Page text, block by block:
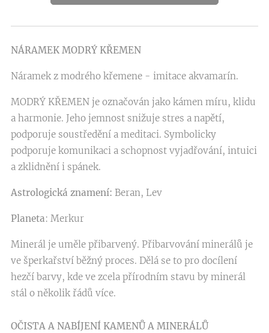
NÁRAMEK MODRÝ KŘEMEN
Náramek z modrého křemene - imitace akvamarín.
MODRÝ KŘEMEN je označován jako kámen míru, klidu
a harmonie. Jeho jemnost snižuje stres a napětí,
podporuje soustředění a meditaci. Symbolicky
podporuje komunikaci a schopnost vyjadřování, intuici
a zklidnění i spánek.
Astrologická znamení: Beran, Lev
Planeta: Merkur
Minerál je uměle přibarvený. Přibarvování minerálů je
ve šperkařství běžný proces. Dělá se to pro docílení
hezčí barvy, kde ve zcela přírodním stavu by minerál
stál o několik řádů více.
OČISTA A NABÍJENÍ KAMENŮ A MINERÁLŮ